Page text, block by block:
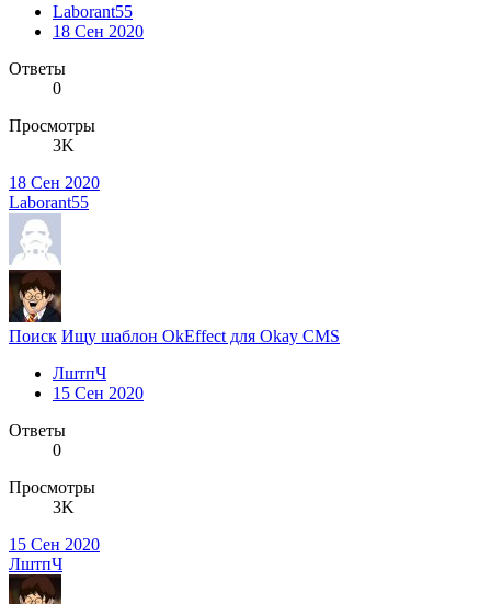
Laborant55
18 Сен 2020
Ответы
0
Просмотры
3K
18 Сен 2020
Laborant55
Поиск Ищу шаблон OkEffect для Okay CMS
ЛштпЧ
15 Сен 2020
Ответы
0
Просмотры
3K
15 Сен 2020
ЛштпЧ